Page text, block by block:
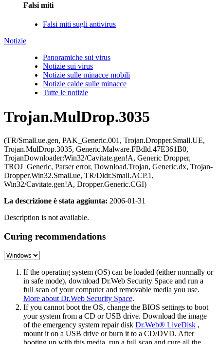
Falsi miti
Falsi miti sugli antivirus
Notizie
Panoramiche sui virus
Notizie sui virus
Notizie sulle minacce mobili
Notizie calde sulle minacce
Tutte le notizie
Trojan.MulDrop.3035
(TR/Small.ue.gen, PAK_Generic.001, Trojan.Dropper.Small.UE,
Trojan.MulDrop.3035, Generic.Malware.FBdld.47E361B0,
TrojanDownloader:Win32/Cavitate.gen!A, Generic Dropper,
TROJ_Generic, Parser error, Download.Trojan, Generic.dx, Trojan-
Dropper.Win32.Small.ue, TR/Dldr.Small.ACP.1,
Win32/Cavitate.gen!A, Dropper.Generic.CGI)
La descrizione è stata aggiunta: 2006-01-31
Description is not available.
Curing recommendations
If the operating system (OS) can be loaded (either normally or
in safe mode), download Dr.Web Security Space and run a
full scan of your computer and removable media you use.
More about Dr.Web Security Space.
If you cannot boot the OS, change the BIOS settings to boot
your system from a CD or USB drive. Download the image
of the emergency system repair disk Dr.Web® LiveDisk ,
mount it on a USB drive or burn it to a CD/DVD. After